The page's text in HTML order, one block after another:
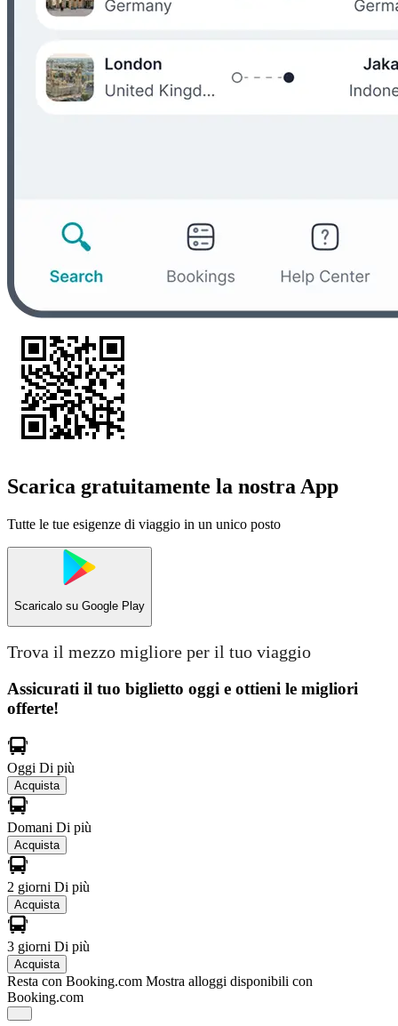
Scarica gratuitamente la nostra App
Tutte le tue esigenze di viaggio in un unico posto
Scaricalo su Google Play
Trova il mezzo migliore per il tuo viaggio
Assicurati il ​​tuo biglietto oggi e ottieni le migliori
offerte!
Oggi Di più
Acquista
Domani Di più
Acquista
2 giorni Di più
Acquista
3 giorni Di più
Acquista
Resta con Booking.com Mostra alloggi disponibili con
Booking.com